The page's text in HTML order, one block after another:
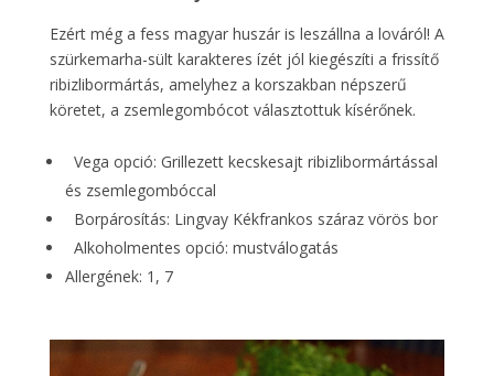
Ezért még a fess magyar huszár is leszállna a lováról! A
szürkemarha-sült karakteres ízét jól kiegészíti a frissítő
ribizlibormártás, amelyhez a korszakban népszerű
köretet, a zsemlegombócot választottuk kísérőnek.
Vega opció: Grillezett kecskesajt ribizlibormártással
és zsemlegombóccal
Borpárosítás: Lingvay Kékfrankos száraz vörös bor
Alkoholmentes opció: mustválogatás
Allergének: 1, 7